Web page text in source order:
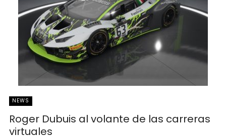
NEWS
Roger Dubuis al volante de las carreras
virtuales